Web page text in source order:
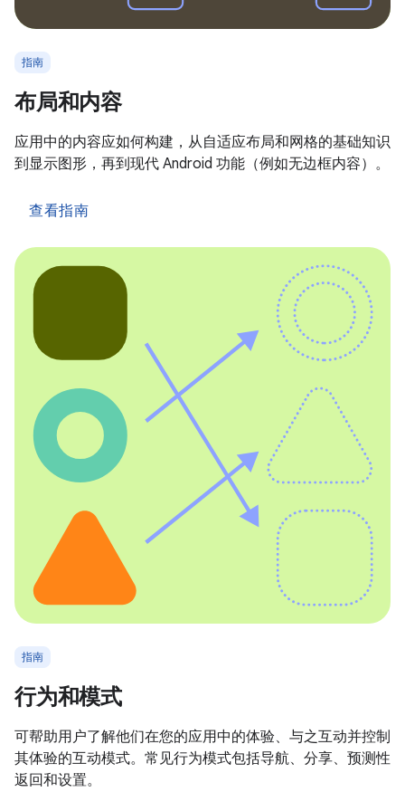
指南
布局和内容
应用中的内容应如何构建，从自适应布局和网格的基础知识
到显示图形，再到现代 Android 功能（例如无边框内容）。
查看指南
指南
行为和模式
可帮助用户了解他们在您的应用中的体验、与之互动并控制
其体验的互动模式。常见行为模式包括导航、分享、预测性
返回和设置。